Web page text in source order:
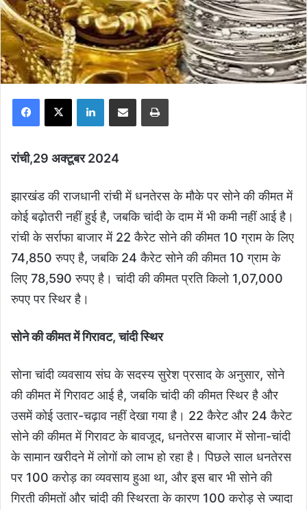
Facebook
X LinkedInShare via Email Print
रांची,29 अक्टूबर 2024
झारखंड की राजधानी रांची में धनतेरस के मौके पर सोने की कीमत में
कोई बढ़ोतरी नहीं हुई है, जबकि चांदी के दाम में भी कमी नहीं आई है।
रांची के सर्राफा बाजार में 22 कैरेट सोने की कीमत 10 ग्राम के लिए
74,850 रुपए है, जबकि 24 कैरेट सोने की कीमत 10 ग्राम के
लिए 78,590 रुपए है। चांदी की कीमत प्रति किलो 1,07,000
रुपए पर स्थिर है।
सोने की कीमत में गिरावट, चांदी स्थिर
सोना चांदी व्यवसाय संघ के सदस्य सुरेश प्रसाद के अनुसार, सोने
की कीमत में गिरावट आई है, जबकि चांदी की कीमत स्थिर है और
उसमें कोई उतार-चढ़ाव नहीं देखा गया है। 22 कैरेट और 24 कैरेट
सोने की कीमत में गिरावट के बावजूद, धनतेरस बाजार में सोना-चांदी
के सामान खरीदने में लोगों को लाभ हो रहा है। पिछले साल धनतेरस
पर 100 करोड़ का व्यवसाय हुआ था, और इस बार भी सोने की
गिरती कीमतों और चांदी की स्थिरता के कारण 100 करोड़ से ज्यादा